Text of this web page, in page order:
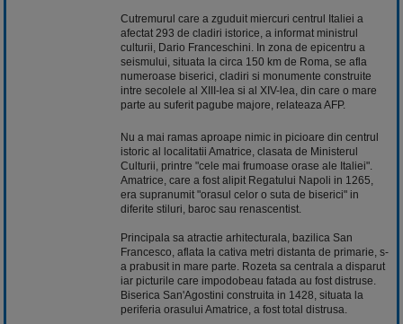
Cutremurul care a zguduit miercuri centrul Italiei a
afectat 293 de cladiri istorice, a informat ministrul
culturii, Dario Franceschini. In zona de epicentru a
seismului, situata la circa 150 km de Roma, se afla
numeroase biserici, cladiri si monumente construite
intre secolele al XIII-lea si al XIV-lea, din care o mare
parte au suferit pagube majore, relateaza AFP.
Nu a mai ramas aproape nimic in picioare din centrul
istoric al localitatii Amatrice, clasata de Ministerul
Culturii, printre "cele mai frumoase orase ale Italiei".
Amatrice, care a fost alipit Regatului Napoli in 1265,
era supranumit "orasul celor o suta de biserici" in
diferite stiluri, baroc sau renascentist.
Principala sa atractie arhitecturala, bazilica San
Francesco, aflata la cativa metri distanta de primarie, s-
a prabusit in mare parte. Rozeta sa centrala a disparut
iar picturile care impodobeau fatada au fost distruse.
Biserica San'Agostini construita in 1428, situata la
periferia orasului Amatrice, a fost total distrusa.